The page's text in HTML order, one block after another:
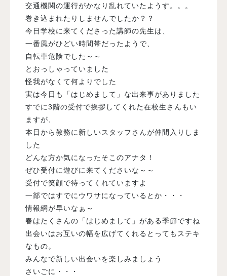
学校情報
オープンキャンパス
訪問者別メニュー
交通機関の運行がかなり乱れていたようす。。。
巻き込まれたりしませんでしたか？？
今日学校に来てくださった講師の先生は、
一番風がひどい時間帯だったようで、
自転車危険でした～～
とおっしゃっていました
怪我がなくて何よりでした
実は今日も「はじめまして」な出来事がありました
すでに3階の受付で挨拶してくれた在校生さんもい
ますが、
本日から教務に新しいスタッフさんが仲間入りしま
した
どんな方か気になったそこのアナタ！
ぜひ受付に遊びに来てくださいな～～
受付で笑顔で待ってくれていますよ
一部ではすでにウワサになっているとか・・・
情報網が早いなぁ～
春はたくさんの「はじめまして」がある季節ですね
出会いはお互いの幅を広げてくれるとってもステキ
なもの。
みんなで新しい出会いを楽しみましょう
さいごに・・・